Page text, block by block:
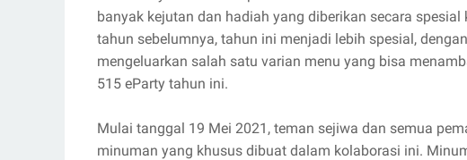
banyak kejutan dan hadiah yang diberikan secara
tahun sebelumnya, tahun ini menjadi lebih spesial,
mengeluarkan salah satu varian menu yang bisa
515 eParty tahun ini.
Mulai tanggal 19 Mei 2021, teman sejiwa dan semua
minuman yang khusus dibuat dalam kolaborasi ini.